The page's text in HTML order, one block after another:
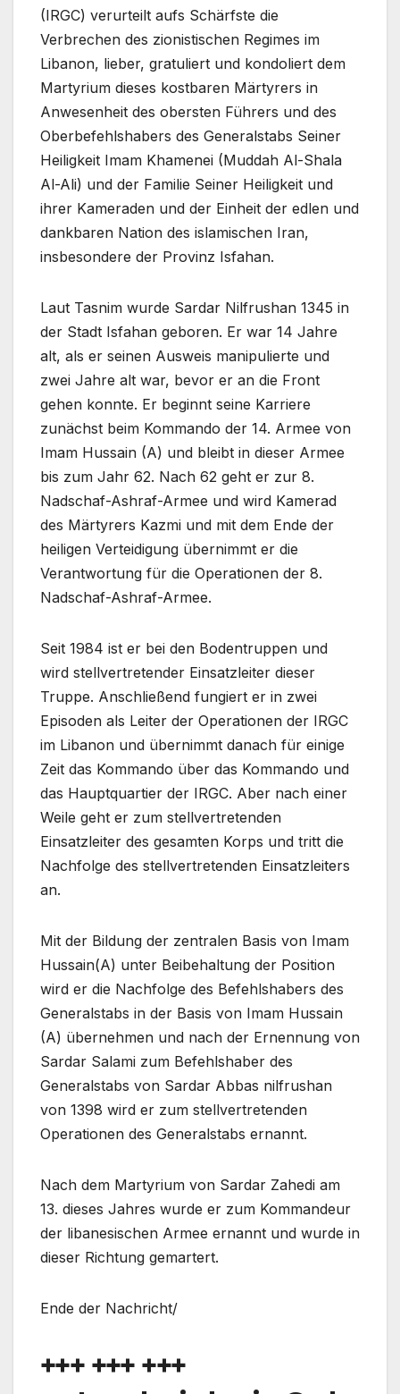
(IRGC) verurteilt aufs Schärfste die
Verbrechen des zionistischen Regimes im
Libanon, lieber, gratuliert und kondoliert dem
Martyrium dieses kostbaren Märtyrers in
Anwesenheit des obersten Führers und des
Oberbefehlshabers des Generalstabs Seiner
Heiligkeit Imam Khamenei (Muddah Al-Shala
Al-Ali) und der Familie Seiner Heiligkeit und
ihrer Kameraden und der Einheit der edlen und
dankbaren Nation des islamischen Iran,
insbesondere der Provinz Isfahan.
Laut Tasnim wurde Sardar Nilfrushan 1345 in
der Stadt Isfahan geboren. Er war 14 Jahre
alt, als er seinen Ausweis manipulierte und
zwei Jahre alt war, bevor er an die Front
gehen konnte. Er beginnt seine Karriere
zunächst beim Kommando der 14. Armee von
Imam Hussain (A) und bleibt in dieser Armee
bis zum Jahr 62. Nach 62 geht er zur 8.
Nadschaf-Ashraf-Armee und wird Kamerad
des Märtyrers Kazmi und mit dem Ende der
heiligen Verteidigung übernimmt er die
Verantwortung für die Operationen der 8.
Nadschaf-Ashraf-Armee.
Seit 1984 ist er bei den Bodentruppen und
wird stellvertretender Einsatzleiter dieser
Truppe. Anschließend fungiert er in zwei
Episoden als Leiter der Operationen der IRGC
im Libanon und übernimmt danach für einige
Zeit das Kommando über das Kommando und
das Hauptquartier der IRGC. Aber nach einer
Weile geht er zum stellvertretenden
Einsatzleiter des gesamten Korps und tritt die
Nachfolge des stellvertretenden Einsatzleiters
an.
Mit der Bildung der zentralen Basis von Imam
Hussain(A) unter Beibehaltung der Position
wird er die Nachfolge des Befehlshabers des
Generalstabs in der Basis von Imam Hussain
(A) übernehmen und nach der Ernennung von
Sardar Salami zum Befehlshaber des
Generalstabs von Sardar Abbas nilfrushan
von 1398 wird er zum stellvertretenden
Operationen des Generalstabs ernannt.
Nach dem Martyrium von Sardar Zahedi am
13. dieses Jahres wurde er zum Kommandeur
der libanesischen Armee ernannt und wurde in
dieser Richtung gemartert.
Ende der Nachricht/
+++ +++ +++